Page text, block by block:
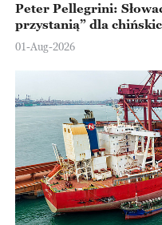
Peter Pellegrini:
przystanią” dla
Europejskiej
01-Aug-2026